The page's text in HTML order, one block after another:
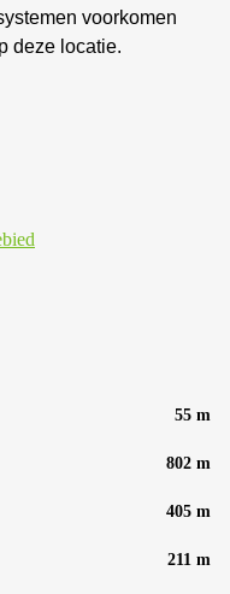
voorkomen
deze locatie.
55 m
802 m
405 m
211 m